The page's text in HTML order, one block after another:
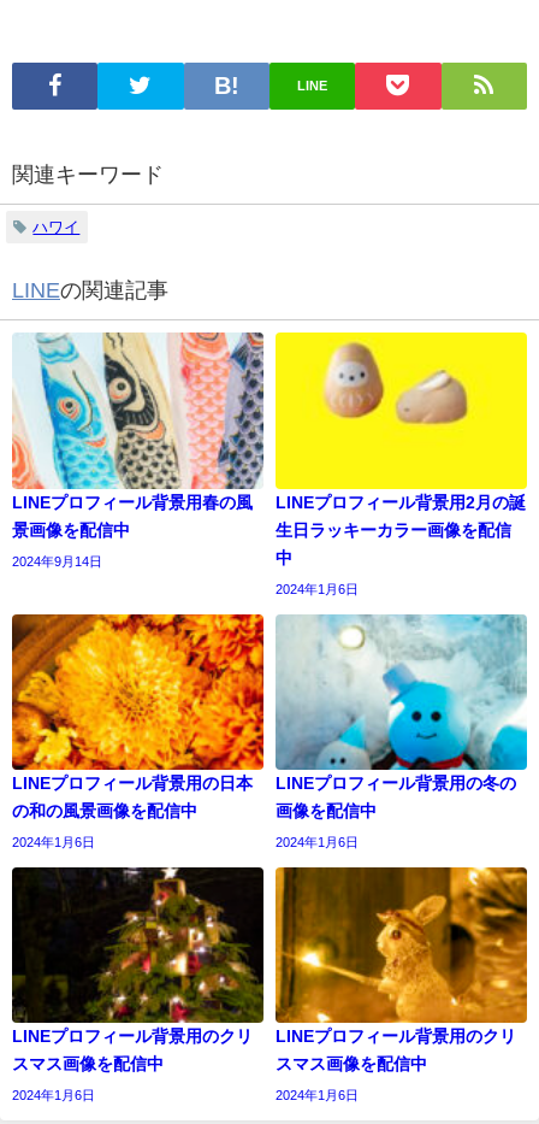
LINE
関連キーワード
ハワイ
LINEの関連記事
LINEプロフィール背景用春の風
景画像を配信中
2024年9月14日
LINEプロフィール背景用2月の誕
生日ラッキーカラー画像を配信
中
2024年1月6日
LINEプロフィール背景用の日本
の和の風景画像を配信中
2024年1月6日
LINEプロフィール背景用の冬の
画像を配信中
2024年1月6日
LINEプロフィール背景用のクリ
スマス画像を配信中
2024年1月6日
LINEプロフィール背景用のクリ
スマス画像を配信中
2024年1月6日